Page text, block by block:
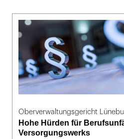
Oberverwaltungsgericht
Hohe Hürden für
Versorgungswerks